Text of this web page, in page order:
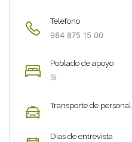
Telefono
984 875 15 00
Poblado de apoyo
Si
Transporte de personal
Dias de entrevista